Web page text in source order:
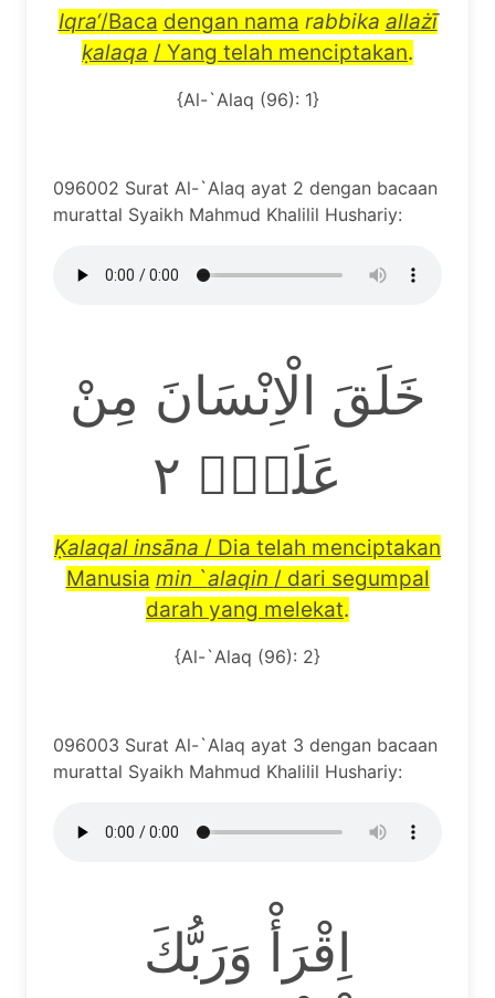
Iqra‘/Baca dengan nama rabbika allażī
ḳalaqa / Yang telah menciptakan.
{Al-`Alaq (96): 1}
096002 Surat Al-`Alaq ayat 2 dengan bacaan
murattal Syaikh Mahmud Khalilil Hushariy:
خَلَقَ الْاِنْسَانَ مِنْ
عَلَقٍۚ ٢
Ḳalaqal insāna / Dia telah menciptakan
Manusia min `alaqin / dari segumpal
darah yang melekat.
{Al-`Alaq (96): 2}
096003 Surat Al-`Alaq ayat 3 dengan bacaan
murattal Syaikh Mahmud Khalilil Hushariy:
اِقْرَأْ وَرَبُّكَ